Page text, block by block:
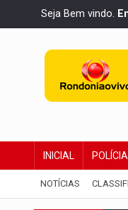
Seja Bem vindo.
INICIAL POLÍCIA
NOTÍCIAS